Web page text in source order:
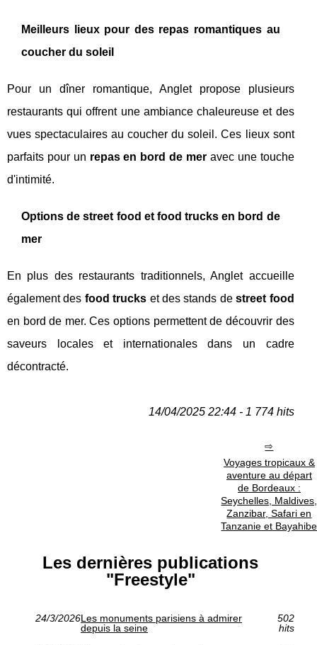
Meilleurs lieux pour des repas romantiques au
coucher du soleil
Pour un dîner romantique, Anglet propose plusieurs
restaurants qui offrent une ambiance chaleureuse et des
vues spectaculaires au coucher du soleil. Ces lieux sont
parfaits pour un repas en bord de mer avec une touche
d'intimité.
Options de street food et food trucks en bord de
mer
En plus des restaurants traditionnels, Anglet accueille
également des food trucks et des stands destreet food
en bord de mer. Ces options permettent de découvrir des
saveurs locales et internationales dans un cadre
décontracté.
14/04/2025 22:44 - 1 774 hits
Voyages tropicaux &
aventure au départ
de Bordeaux :
Seychelles, Maldives,
Zanzibar, Safari en
Tanzanie et Bayahibe
Les dernières publications
"Freestyle"
24/3/2026Les monuments parisiens à admirer
depuis la seine
502
hits